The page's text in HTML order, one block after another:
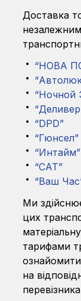
Доставка
“НОВА
“Ночной
“DPD”
“Гюнсел”
“Интайм”
“САТ”
“Ваш
Ми
цих
тарифами
на